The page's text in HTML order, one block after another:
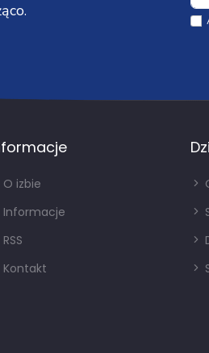
O izbie
Informacje
RSS
Kontakt